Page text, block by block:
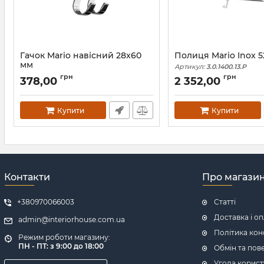
Гачок Mario навісний 28x60
мм
Артикул:3.0.0100.0.P
378,00 грн
Купити
Полиця Mario Inox
Артикул:3.0.1400.13.P
2 352,00 грн
Купити
Контакти
+380970066003
admin@interiorhouse.com.ua
Режим роботи магазину:
ПН - ПТ: з 9:00 до 18:00
Про
Статті
Доставка і
Політика
Обмін та